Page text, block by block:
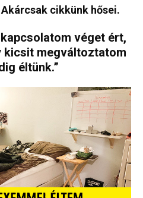
cikkünk hősei.
véget ért,
kicsit megváltoztatom
éltünk.”